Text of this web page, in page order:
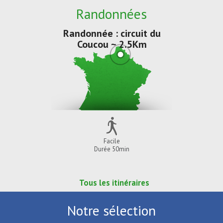
Randonnées
Randonnée : circuit du
Coucou ~ 2.5Km
Facile
Durée 50min
Tous les itinéraires
Notre sélection